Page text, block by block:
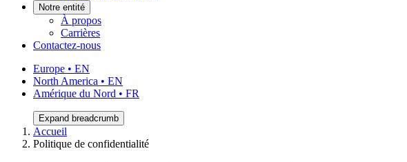
Notre entité
À propos
Carrières
Contactez-nous
Europe • EN
North America • EN
Amérique du Nord • FR
Expand breadcrumb
Accueil
Politique de confidentialité